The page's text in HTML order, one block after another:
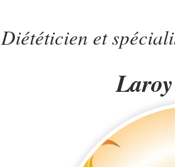
Diététicien et